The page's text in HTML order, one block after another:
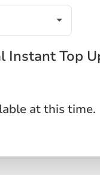
Instant Top
at this time.